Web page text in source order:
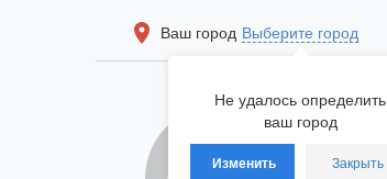
Не удалось определить
ваш город
Изменить Закрыть
Ваш город Выберите город